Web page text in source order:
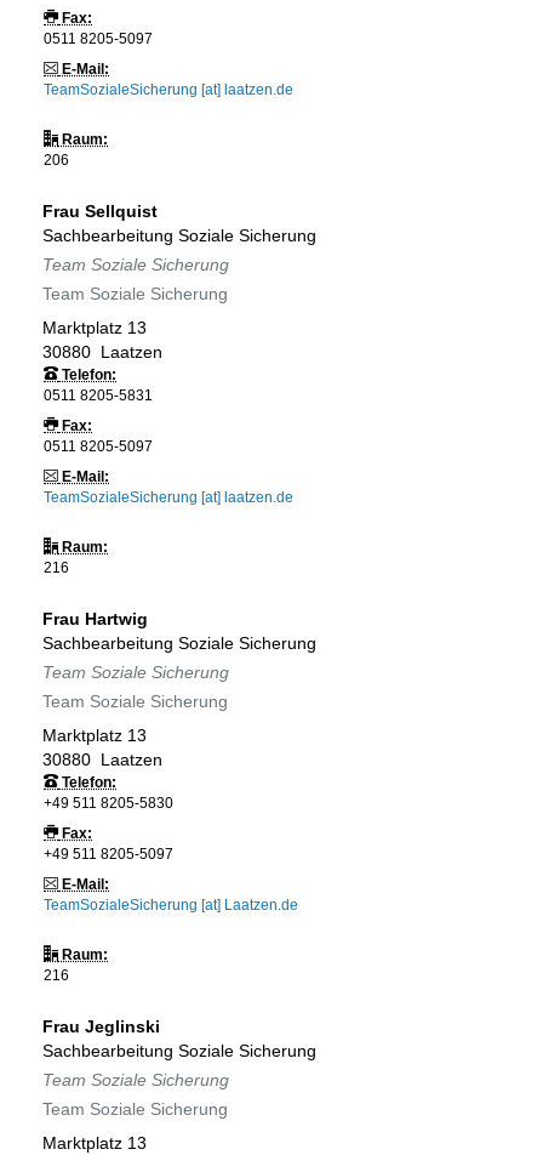
Fax:
0511 8205-5097
E-Mail:
TeamSozialeSicherung [at] laatzen.de
Raum:
206
Frau Sellquist
Sachbearbeitung Soziale Sicherung
Team Soziale Sicherung
Team Soziale Sicherung
Marktplatz 13
30880
Laatzen
Telefon:
0511 8205-5831
Fax:
0511 8205-5097
E-Mail:
TeamSozialeSicherung [at] laatzen.de
Raum:
216
Frau Hartwig
Sachbearbeitung Soziale Sicherung
Team Soziale Sicherung
Team Soziale Sicherung
Marktplatz 13
30880
Laatzen
Telefon:
+49 511 8205-5830
Fax:
+49 511 8205-5097
E-Mail:
TeamSozialeSicherung [at] Laatzen.de
Raum:
216
Frau Jeglinski
Sachbearbeitung Soziale Sicherung
Team Soziale Sicherung
Team Soziale Sicherung
Marktplatz 13